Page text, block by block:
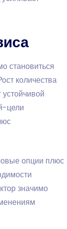
становиться
количества
цели
опции плюс
значимо